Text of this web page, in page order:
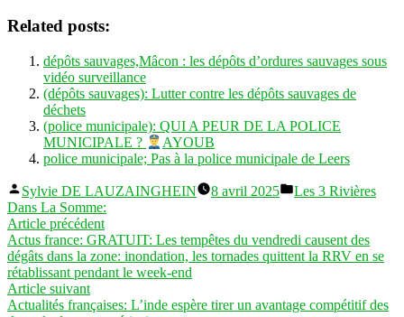
Related posts:
dépôts sauvages,Mâcon : les dépôts d’ordures sauvages sous
vidéo surveillance
(dépôts sauvages): Lutter contre les dépôts sauvages de
déchets
(police municipale): QUI A PEUR DE LA POLICE
MUNICIPALE ?
AYOUB
police municipale; Pas à la police municipale de Leers
Publié
par
Sylvie DE LAUZAINGHEIN 8 avril 2025
Publié
Les 3 Rivières
Dans La Somme:
Navigation
de
l’article
Article précédentArticle
précédent :
Actus france: GRATUIT: Les tempêtes du vendredi causent des
dégâts dans la zone: inondation, les tornades quittent la RRV en se
rétablissant pendant le week-end
Article suivantArticle
suivant :
Actualités françaises: L’inde espère tirer un avantage compétitif des